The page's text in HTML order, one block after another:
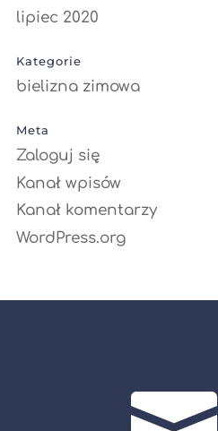
lipiec 2020
Kategorie
bielizna zimowa
Meta
Zaloguj się
Kanał wpisów
Kanał komentarzy
WordPress.org